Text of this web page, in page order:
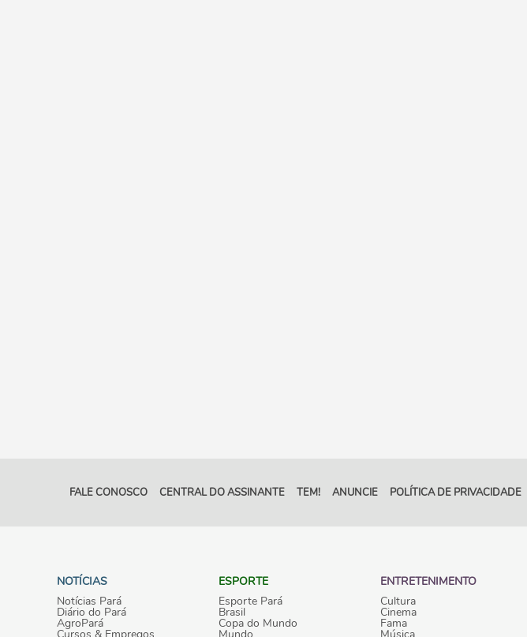
FALE CONOSCO CENTRAL DO ASSINANTE TEM! ANUNCIE POLÍTICA DE PRIVACIDADE
NOTÍCIAS
Notícias Pará
Diário do Pará
AgroPará
Cursos & Empregos
ESPORTE
Esporte Pará
Brasil
Copa do Mundo
Mundo
ENTRETENIMENTO
Cultura
Cinema
Fama
Música